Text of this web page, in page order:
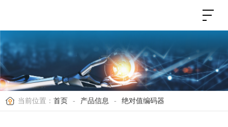
当前位置： 首页 - 产品信息 - 绝对值编码器